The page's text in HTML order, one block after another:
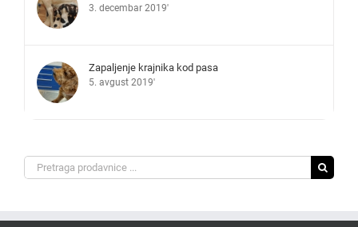
3. decembar 2019'
Zapaljenje krajnika kod pasa
5. avgust 2019'
Search
for: